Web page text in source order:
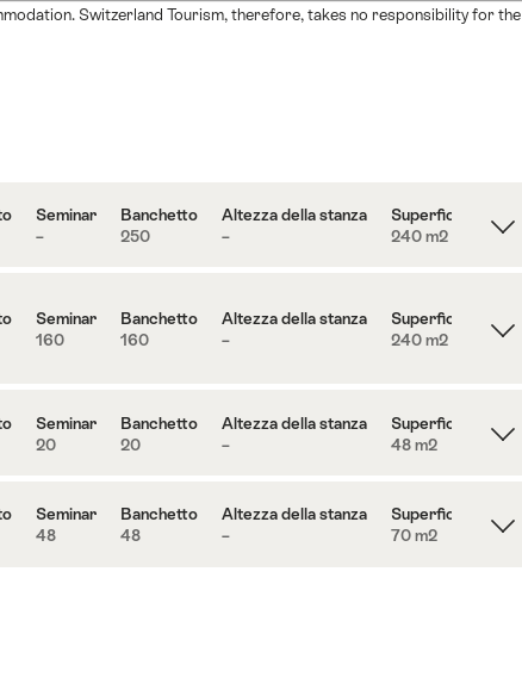
Switzerland Tourism, therefore, takes no responsibility for the
Seminar
–
Banchetto
250
Altezza della stanza
–
Superficie
240 m2
Seminar
160
Banchetto
160
Altezza della stanza
–
Superficie
240 m2
Seminar
20
Banchetto
20
Altezza della stanza
–
Superficie
48 m2
Seminar
48
Banchetto
48
Altezza della stanza
–
Superficie
70 m2